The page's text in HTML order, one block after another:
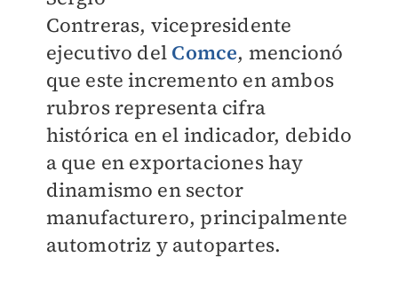
Contreras, vicepresidente
ejecutivo del Comce, mencionó
que este incremento en ambos
rubros representa cifra
histórica en el indicador, debido
a que en exportaciones hay
dinamismo en sector
manufacturero, principalmente
automotriz y autopartes.